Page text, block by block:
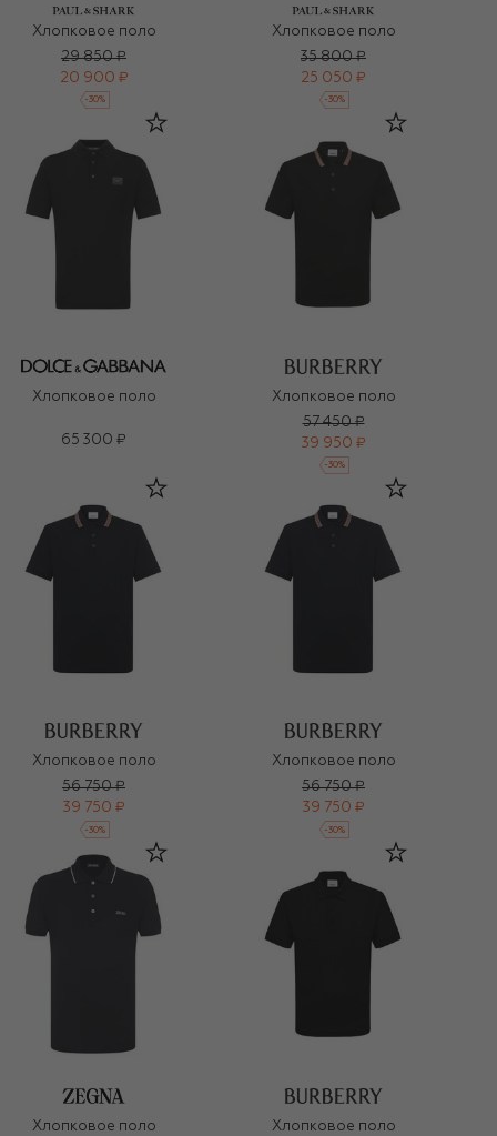
Хлопковое поло
29 850 ₽
20 900 ₽
-30%
Хлопковое поло
35 800 ₽
25 050 ₽
-30%
Хлопковое поло
65 300 ₽
Хлопковое поло
57 450 ₽
39 950 ₽
-30%
Хлопковое поло
56 750 ₽
39 750 ₽
-30%
Хлопковое поло
56 750 ₽
39 750 ₽
-30%
Хлопковое поло
Хлопковое поло